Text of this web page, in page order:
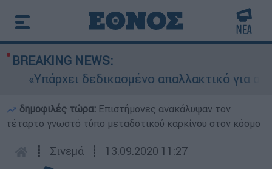
BREAKING NEWS:
«Υπάρχει δεδικασμένο απαλλακτικό για
δημοφιλές τώρα: Επιστήμονες ανακάλυψαν τον
τέταρτο γνωστό τύπο μεταδοτικού καρκίνου στον κόσμο
┋ Σινεμά ┋ 13.09.2020 11:27